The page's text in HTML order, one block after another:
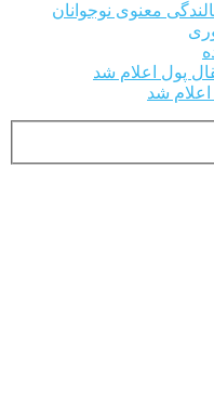
معنوی نوجوانان
پول اعلام شد
شد